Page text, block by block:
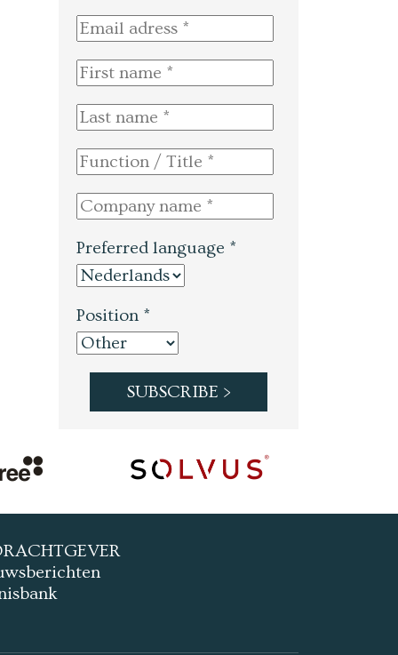
Preferred language *
Position *